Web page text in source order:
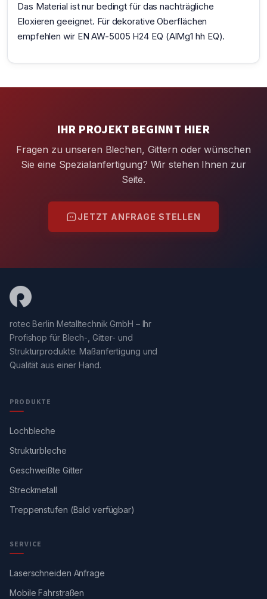
Das Material ist nur bedingt für das nachträgliche
Eloxieren geeignet. Für dekorative Oberflächen
empfehlen wir EN AW-5005 H24 EQ (AlMg1 hh EQ).
IHR PROJEKT BEGINNT HIER
Fragen zu unseren Blechen, Gittern oder wünschen
Sie eine Spezialanfertigung? Wir stehen Ihnen zur
Seite.
JETZT ANFRAGE STELLEN
rotec Berlin Metalltechnik GmbH – Ihr
Profishop für Blech-, Gitter- und
Strukturprodukte. Maßanfertigung und
Qualität aus einer Hand.
PRODUKTE
Lochbleche
Strukturbleche
Geschweißte Gitter
Streckmetall
Treppenstufen (Bald verfügbar)
SERVICE
Laserschneiden Anfrage
Mobile Fahrstraßen